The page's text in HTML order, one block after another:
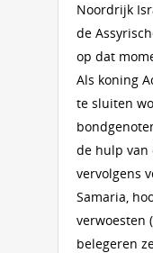
Noordrijk
de
op dat
Als koning
te sluiten
de hulp van
vervolgens
Samaria,
verwoesten
belegeren